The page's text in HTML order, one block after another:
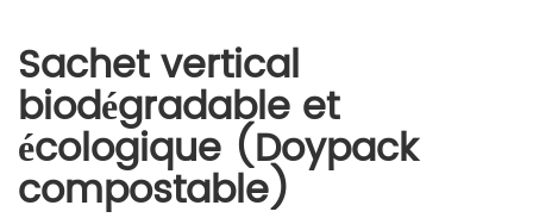
Sachet vertical
biodégradable et
écologique (Doypack
compostable)